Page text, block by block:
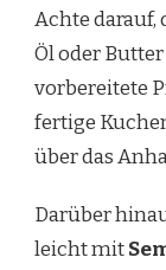
Achte darauf,
Öl oder
vorbereitete
fertige
über das
Darüber
leicht mit